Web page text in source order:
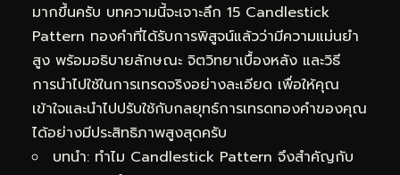
มากขึ้นครับ บทความนี้จะเจาะลึก 15 Candlestick
Pattern ทองคำที่ได้รับการพิสูจน์แล้วว่ามีความแม่นยำ
สูง พร้อมอธิบายลักษณะ จิตวิทยาเบื้องหลัง และวิธี
การนำไปใช้ในการเทรดจริงอย่างละเอียด เพื่อให้คุณ
เข้าใจและนำไปปรับใช้กับกลยุทธ์การเทรดทองคำของคุณ
ได้อย่างมีประสิทธิภาพสูงสุดครับ
บทนำ: ทำไม Candlestick Pattern จึงสำคัญกับ